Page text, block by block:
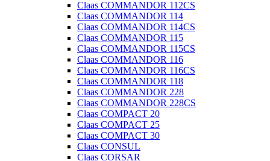
Claas COMMANDOR 112CS
Claas COMMANDOR 114
Claas COMMANDOR 114CS
Claas COMMANDOR 115
Claas COMMANDOR 115CS
Claas COMMANDOR 116
Claas COMMANDOR 116CS
Claas COMMANDOR 118
Claas COMMANDOR 228
Claas COMMANDOR 228CS
Claas COMPACT 20
Claas COMPACT 25
Claas COMPACT 30
Claas CONSUL
Claas CORSAR